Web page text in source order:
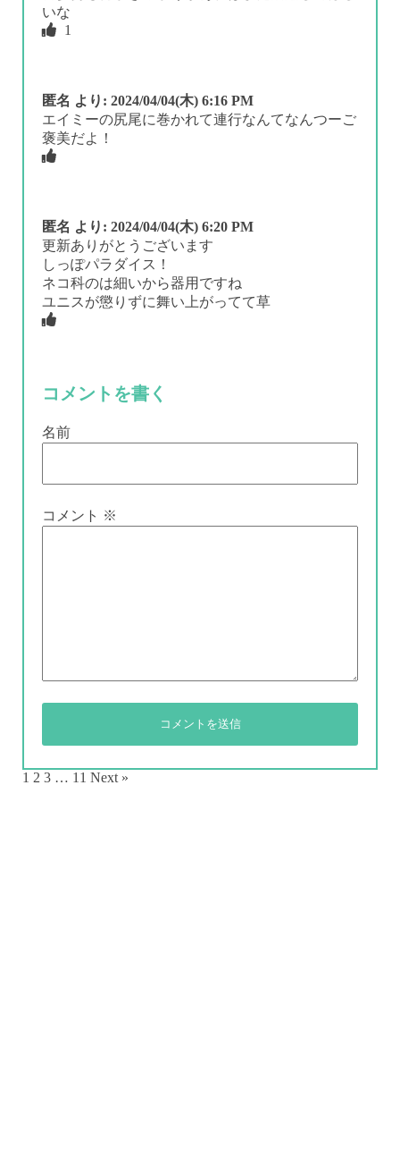
いな
1
匿名 より: 2024/04/04(木) 6:16 PM
エイミーの尻尾に巻かれて連行なんてなんつーご
褒美だよ！
匿名 より: 2024/04/04(木) 6:20 PM
更新ありがとうございます
しっぽパラダイス！
ネコ科のは細いから器用ですね
ユニスが懲りずに舞い上がってて草
コメントを書く
名前
コメント ※
1 2 3 … 11 Next »